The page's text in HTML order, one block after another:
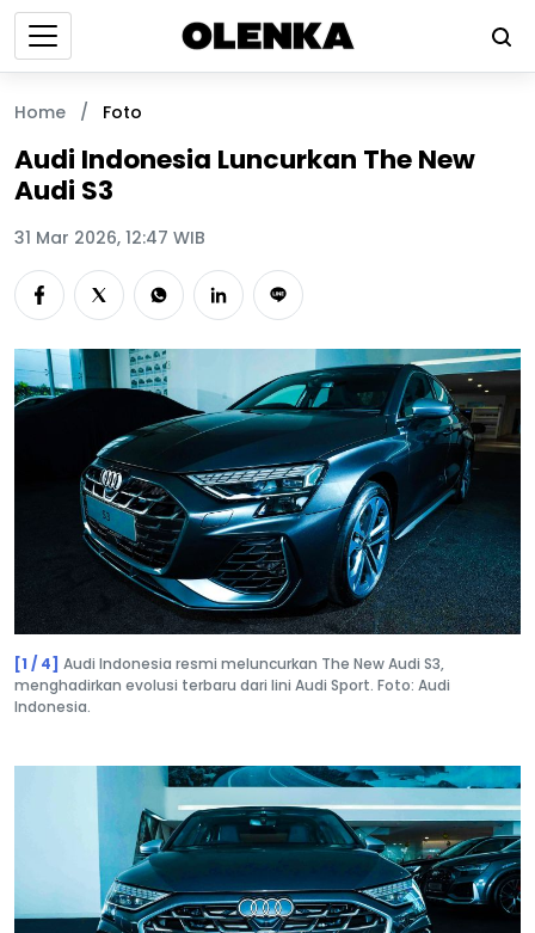
Home / Foto
Audi Indonesia Luncurkan The New
Audi S3
31 Mar 2026, 12:47 WIB
[1 / 4] Audi Indonesia resmi meluncurkan The New Audi S3,
menghadirkan evolusi terbaru dari lini Audi Sport. Foto: Audi
Indonesia.